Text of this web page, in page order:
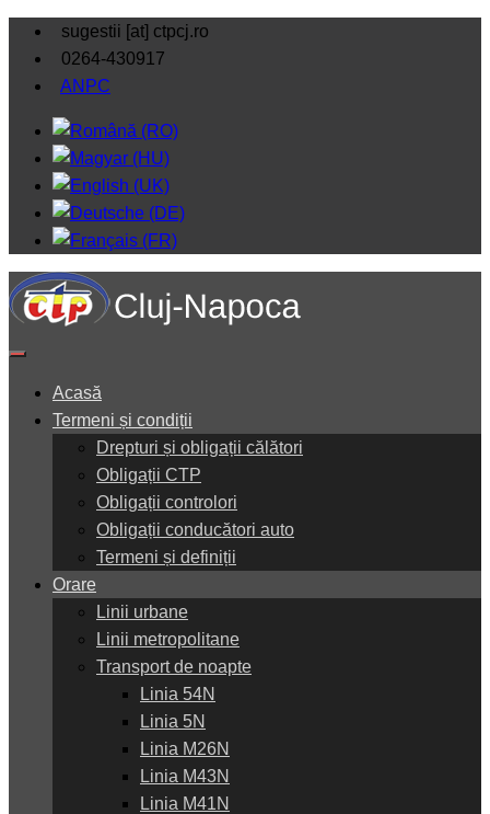
sugestii [at] ctpcj.ro
0264-430917
ANPC
Acasă
Termeni și condiții
Drepturi și obligații călători
Obligații CTP
Obligații controlori
Obligații conducători auto
Termeni și definiții
Orare
Linii urbane
Linii metropolitane
Transport de noapte
Linia 54N
Linia 5N
Linia M26N
Linia M43N
Linia M41N